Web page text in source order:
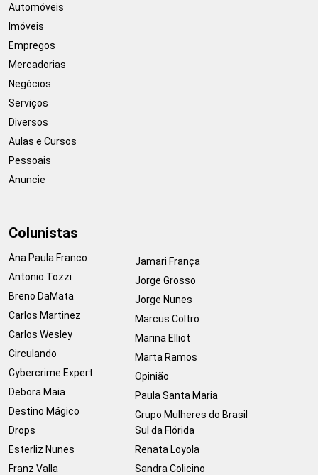
Automóveis
Imóveis
Empregos
Mercadorias
Negócios
Serviços
Diversos
Aulas e Cursos
Pessoais
Anuncie
Colunistas
Ana Paula Franco
Antonio Tozzi
Breno DaMata
Carlos Martinez
Carlos Wesley
Circulando
Cybercrime Expert
Debora Maia
Destino Mágico
Drops
Esterliz Nunes
Franz Valla
Jamari França
Jorge Grosso
Jorge Nunes
Marcus Coltro
Marina Elliot
Marta Ramos
Opinião
Paula Santa Maria
Grupo Mulheres do Brasil
Sul da Flórida
Renata Loyola
Sandra Colicino